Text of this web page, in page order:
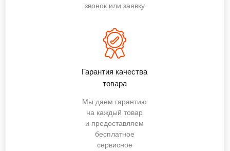
Гарантия качества
товара
Мы даем гарантию
на каждый товар
и предоставляем
бесплатное
сервисное
звонок или заявку